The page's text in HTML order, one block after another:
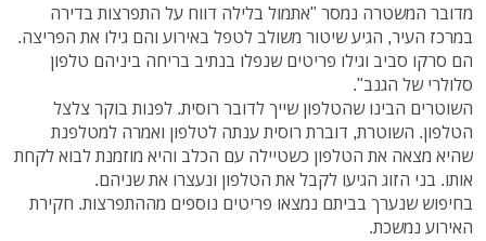
מדובר המשטרה נמסר "אתמול בלילה דווח על התפרצות בדירה
במרכז העיר, הגיע שיטור משולב לטפל באירוע והם גילו את הפריצה.
הם סרקו סביב וגילו פריטים שנפלו בנתיב בריחה ביניהם טלפון
סלולרי של הגנב".
השוטרים הבינו שהטלפון שייך לדובר רוסית. לפנות בוקר צלצל
הטלפון. השוטרת, דוברת רוסית ענתה לטלפון ואמרה למטלפנת
שהיא מצאה את הטלפון כשטיילה עם הכלב והיא מוזמנת לבוא לקחת
אותו. בני הזוג הגיעו לקבל את הטלפון ונעצרו את שניהם.
בחיפוש שנערך בביתם נמצאו פריטים נוספים מההתפרצות. חקירת
האירוע נמשכת.